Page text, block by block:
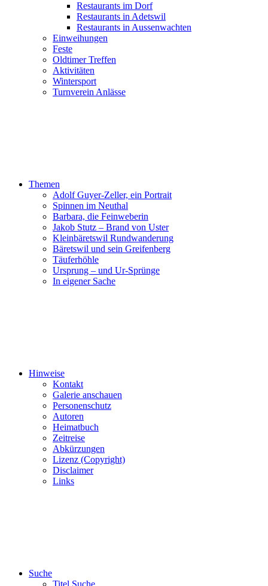
Restaurants im Dorf
Restaurants in Adetswil
Restaurants in Aussenwachten
Einweihungen
Feste
Oldtimer Treffen
Aktivitäten
Wintersport
Turnverein Anlässe
Themen
Adolf Guyer-Zeller, ein Portrait
Spinnen im Neuthal
Barbara, die Feinweberin
Jakob Stutz – Brand von Uster
Kleinbäretswil Rundwanderung
Bäretswil und sein Greifenberg
Täuferhöhle
Ursprung – und Ur-Sprünge
In eigener Sache
Hinweise
Kontakt
Galerie anschauen
Personenschutz
Autoren
Heimatbuch
Zeitreise
Abkürzungen
Lizenz (Copyright)
Disclaimer
Links
Suche
Titel Suche